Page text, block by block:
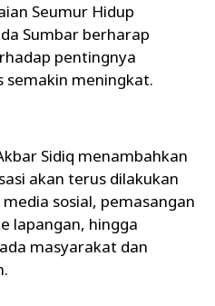
Seumur Hidup
Sumbar berharap
pentingnya
semakin meningkat.
Sidiq menambahkan
akan terus dilakukan
sosial, pemasangan
lapangan, hingga
masyarakat dan